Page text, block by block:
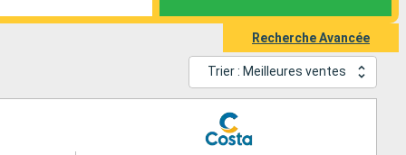
Recherche Avancée
Trier : Meilleures ventes